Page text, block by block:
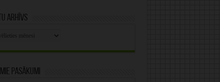
arhīvs
pasākumi